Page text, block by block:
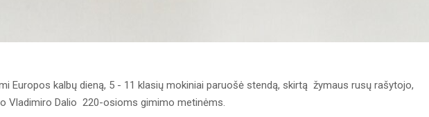
Europos kalbų dieną, 5 - 11 klasių mokiniai paruošė stendą, skirtą žymaus rusų rašytojo,
Vladimiro Dalio 220-osioms gimimo metinėms.